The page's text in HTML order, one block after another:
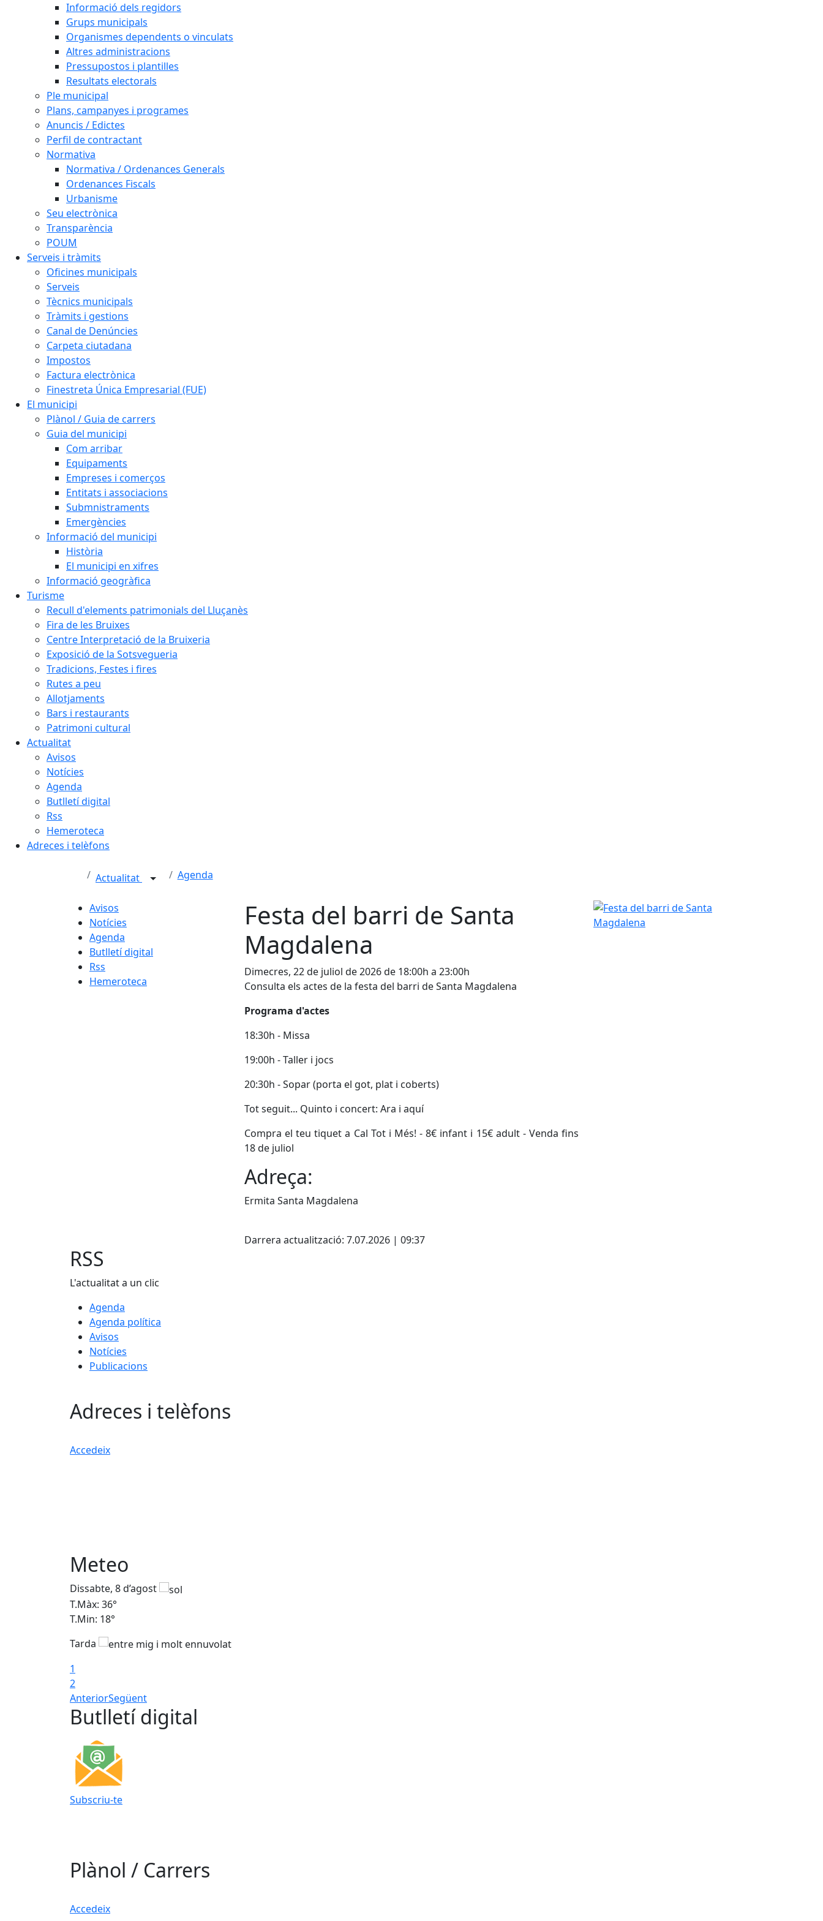
Informació dels regidors
Grups municipals
Organismes dependents o vinculats
Altres administracions
Pressupostos i plantilles
Resultats electorals
Ple municipal
Plans, campanyes i programes
Anuncis / Edictes
Perfil de contractant
Normativa
Normativa / Ordenances Generals
Ordenances Fiscals
Urbanisme
Seu electrònica
Transparència
POUM
Serveis i tràmits
Oficines municipals
Serveis
Tècnics municipals
Tràmits i gestions
Canal de Denúncies
Carpeta ciutadana
Impostos
Factura electrònica
Finestreta Única Empresarial (FUE)
El municipi
Plànol / Guia de carrers
Guia del municipi
Com arribar
Equipaments
Empreses i comerços
Entitats i associacions
Submnistraments
Emergències
Informació del municipi
Història
El municipi en xifres
Informació geogràfica
Turisme
Recull d'elements patrimonials del Lluçanès
Fira de les Bruixes
Centre Interpretació de la Bruixeria
Exposició de la Sotsvegueria
Tradicions, Festes i fires
Rutes a peu
Allotjaments
Bars i restaurants
Patrimoni cultural
Actualitat
Avisos
Notícies
Agenda
Butlletí digital
Rss
Hemeroteca
Adreces i telèfons
Actualitat Agenda
Avisos
Notícies
Agenda
Butlletí digital
Rss
Hemeroteca
Festa del barri de Santa
Magdalena
Dimecres, 22 de juliol de 2026 de 18:00h a 23:00h
Consulta els actes de la festa del barri de Santa Magdalena
Programa d'actes
18:30h - Missa
19:00h - Taller i jocs
20:30h - Sopar (porta el got, plat i coberts)
Tot seguit... Quinto i concert: Ara i aquí
Compra el teu tiquet a Cal Tot i Més! - 8€ infant i 15€ adult - Venda fins
18 de juliol
Adreça:
Ermita Santa Magdalena
Darrera actualització: 7.07.2026 | 09:37
Festa del barri de Santa Magdalena
RSS
L'actualitat a un clic
Agenda
Agenda política
Avisos
Notícies
Publicacions
Adreces i telèfons
Accedeix
Meteo
Dissabte, 8 d’agost
T.Màx: 36°
T.Min: 18°
Tarda
1
2
AnteriorSegüent
Butlletí digital
Subscriu-te
Plànol / Carrers
Accedeix